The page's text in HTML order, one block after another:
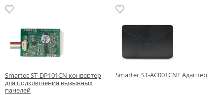
Smartec ST-DP101CN конвертер
для подключения вызывных
панелей
Smartec ST-AC001CNT Адаптер